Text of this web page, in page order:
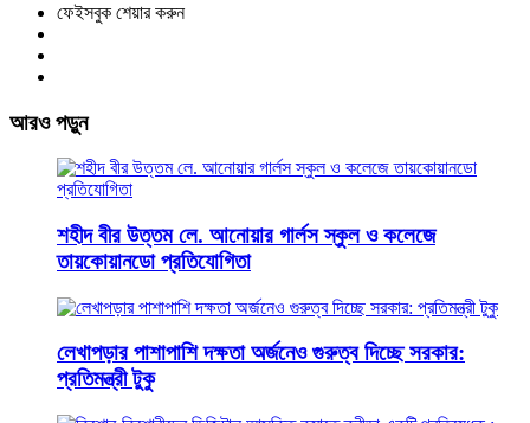
ফেইসবুক শেয়ার করুন
আরও পড়ুন
শহীদ বীর উত্তম লে. আনোয়ার গার্লস স্কুল ও কলেজে
তায়কোয়ানডো প্রতিযোগিতা
লেখাপড়ার পাশাপাশি দক্ষতা অর্জনেও গুরুত্ব দিচ্ছে সরকার:
প্রতিমন্ত্রী টুকু